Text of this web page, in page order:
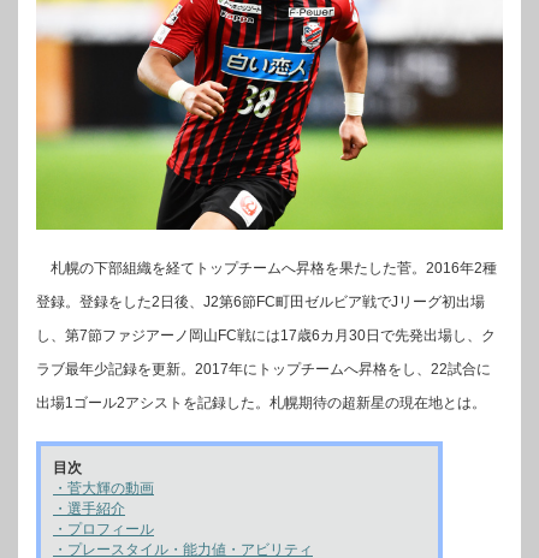
札幌の下部組織を経てトップチームへ昇格を果たした菅。2016年2種
登録。登録をした2日後、J2第6節FC町田ゼルビア戦でJリーグ初出場
し、第7節ファジアーノ岡山FC戦には17歳6カ月30日で先発出場し、ク
ラブ最年少記録を更新。2017年にトップチームへ昇格をし、22試合に
出場1ゴール2アシストを記録した。札幌期待の超新星の現在地とは。
目次
・菅大輝の動画
・選手紹介
・プロフィール
・プレースタイル・能力値・アビリティ